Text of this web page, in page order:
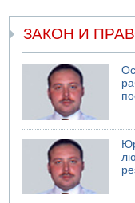
ЗАКОН И